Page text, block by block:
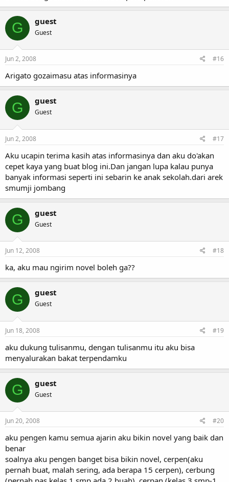
G guest
Guest
Jun 2, 2008 #16
Arigato gozaimasu atas informasinya
G guest
Guest
Jun 2, 2008 #17
Aku ucapin terima kasih atas informasinya dan aku do'akan
cepet kaya yang buat blog ini.Dan jangan lupa kalau punya
banyak informasi seperti ini sebarin ke anak sekolah.dari arek
smumji jombang
G guest
Guest
Jun 12, 2008 #18
ka, aku mau ngirim novel boleh ga??
G guest
Guest
Jun 18, 2008 #19
aku dukung tulisanmu, dengan tulisanmu itu aku bisa
menyalurakan bakat terpendamku
G guest
Guest
Jun 20, 2008 #20
aku pengen kamu semua ajarin aku bikin novel yang baik dan
benar
soalnya aku pengen banget bisa bikin novel, cerpen(aku
pernah buat, malah sering, ada berapa 15 cerpen), cerbung